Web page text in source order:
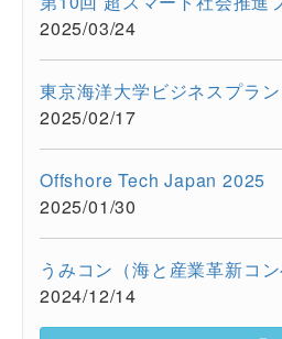
2025/03/24
2025/02/17
2025/01/30
2024/12/14